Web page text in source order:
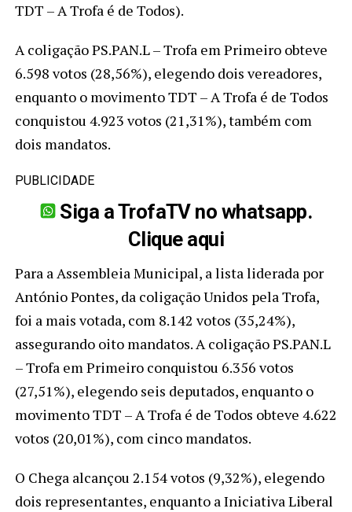
TDT – A Trofa é de Todos).
A coligação PS.PAN.L – Trofa em Primeiro obteve
6.598 votos (28,56%), elegendo dois vereadores,
enquanto o movimento TDT – A Trofa é de Todos
conquistou 4.923 votos (21,31%), também com
dois mandatos.
PUBLICIDADE
Siga a TrofaTV no whatsapp.
Clique aqui
Para a Assembleia Municipal, a lista liderada por
António Pontes, da coligação Unidos pela Trofa,
foi a mais votada, com 8.142 votos (35,24%),
assegurando oito mandatos. A coligação PS.PAN.L
– Trofa em Primeiro conquistou 6.356 votos
(27,51%), elegendo seis deputados, enquanto o
movimento TDT – A Trofa é de Todos obteve 4.622
votos (20,01%), com cinco mandatos.
O Chega alcançou 2.154 votos (9,32%), elegendo
dois representantes, enquanto a Iniciativa Liberal